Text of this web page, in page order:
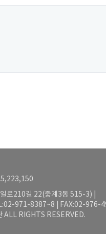
로210길 22(중계3동 515-3) |
971-8387~8 | FAX:02-976-
ALL RIGHTS RESERVED.